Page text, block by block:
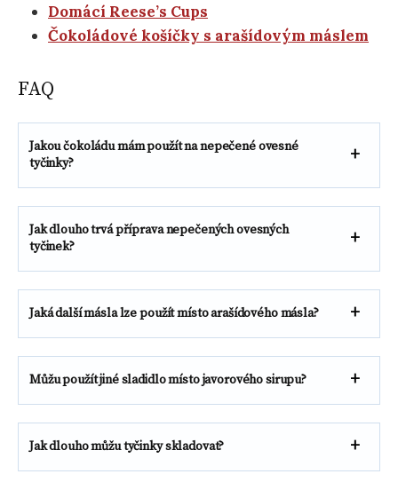
Domácí Reese’s Cups
Čokoládové košíčky s arašídovým máslem
FAQ
Jakou čokoládu mám použít na nepečené ovesné
tyčinky?
Jak dlouho trvá příprava nepečených ovesných
tyčinek?
Jaká další másla lze použít místo arašídového másla?
Můžu použít jiné sladidlo místo javorového sirupu?
Jak dlouho můžu tyčinky skladovat?